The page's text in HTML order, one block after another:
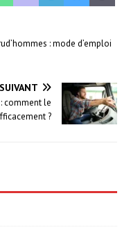
: mode d’emploi
SUIVANT
comment le
?